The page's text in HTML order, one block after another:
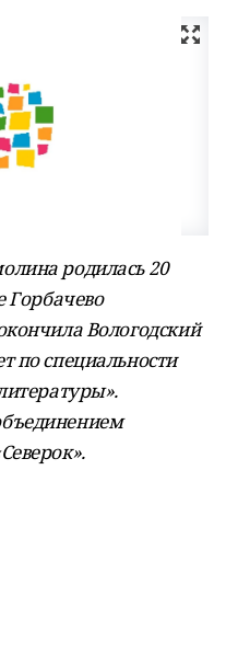
родилась 20
Горбачево
Вологодский
по специальности